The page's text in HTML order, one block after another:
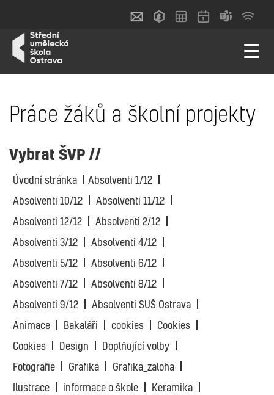
Práce žáků a školní projekty
Vybrat ŠVP //
Úvodní stránka
Absolventi 1/12
Absolventi 10/12
Absolventi 11/12
Absolventi 12/12
Absolventi 2/12
Absolventi 3/12
Absolventi 4/12
Absolventi 5/12
Absolventi 6/12
Absolventi 7/12
Absolventi 8/12
Absolventi 9/12
Absolventi SUŠ Ostrava
Animace
Bakaláři cookies
Cookies
Cookies
Design
Doplňující volby
Fotografie
Grafika
Grafika_zaloha
Ilustrace
informace o škole
Keramika